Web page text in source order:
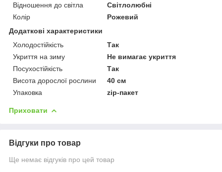
Відношення до світла
Світлолюбні
Колір
Рожевий
Додаткові характеристики
Холодостійкість
Так
Укриття на зиму
Не вимагає укриття
Посухостійкість
Так
Висота дорослої рослини
40 см
Упаковка
zip-пакет
Приховати
Відгуки про товар
Ще немає відгуків про цей товар